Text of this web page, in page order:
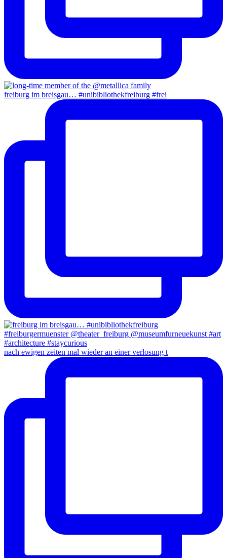
freiburg im breisgau… #unibibliothekfreiburg #frei
nach ewigen zeiten mal wieder an einer verlosung t